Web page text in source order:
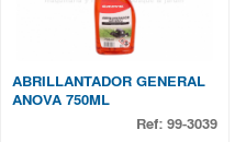
ABRILLANTADOR GENERAL
ANOVA 750ML
Ref: 99-3039